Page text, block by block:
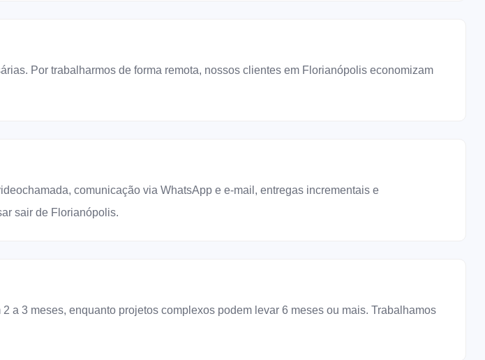
Por trabalharmos de forma remota, nossos clientes em Florianópolis economizam
comunicação via WhatsApp e e-mail, entregas incrementais e
sair de Florianópolis.
a 3 meses, enquanto projetos complexos podem levar 6 meses ou mais. Trabalhamos